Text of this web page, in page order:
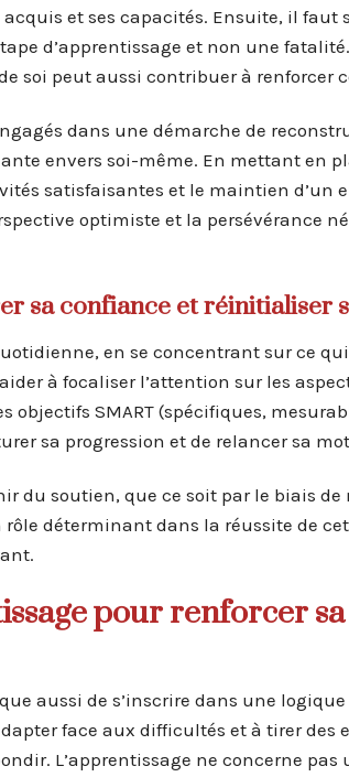
et ses capacités. Ensuite, il faut
d’apprentissage et non une
soi peut aussi contribuer à renforcer
dans une démarche de
envers soi-même. En mettant en
satisfaisantes et le maintien
optimiste et la persévérance
sa confiance et réinitialiser
en se concentrant sur ce
à focaliser l’attention sur les
objectifs SMART (spécifiques,
sa progression et de relancer sa
du soutien, que ce soit par le biais
déterminant dans la réussite de
pour renforcer
aussi de s’inscrire dans une
face aux difficultés et à tirer des
L’apprentissage ne concerne